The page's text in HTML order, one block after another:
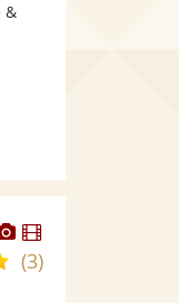
5
&
Dieser
Künstler
stellt
Dieser
Künstler
5,0(3)